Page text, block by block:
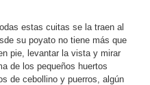
estas cuitas se la traen al
su poyato no tiene más que
pie, levantar la vista y mirar
de los pequeños huertos
de cebollino y puerros, algún